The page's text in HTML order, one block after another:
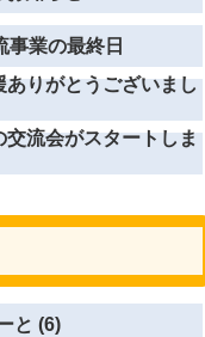
事業の最終日
りがとうございまし
流会がスタートしま
と (6)